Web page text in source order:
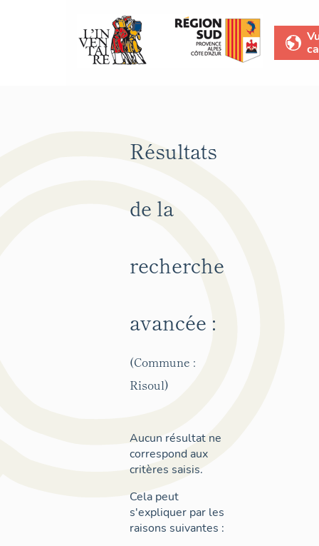
Résultats
de la
recherche
avancée :
(Commune :
Risoul)
Aucun résultat ne
correspond aux
critères saisis.
Cela peut
s'expliquer par les
raisons suivantes :